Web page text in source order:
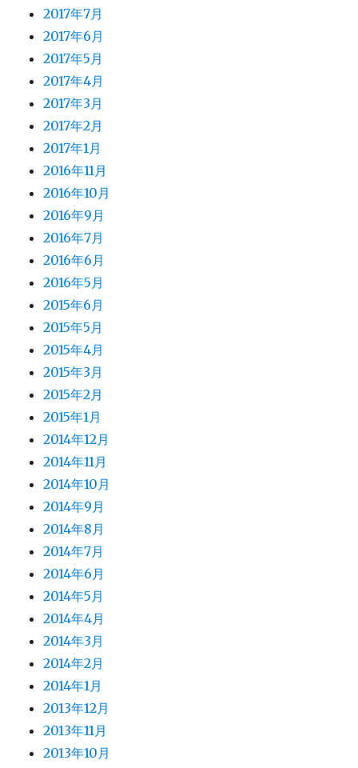
2017年7月
2017年6月
2017年5月
2017年4月
2017年3月
2017年2月
2017年1月
2016年11月
2016年10月
2016年9月
2016年7月
2016年6月
2016年5月
2015年6月
2015年5月
2015年4月
2015年3月
2015年2月
2015年1月
2014年12月
2014年11月
2014年10月
2014年9月
2014年8月
2014年7月
2014年6月
2014年5月
2014年4月
2014年3月
2014年2月
2014年1月
2013年12月
2013年11月
2013年10月